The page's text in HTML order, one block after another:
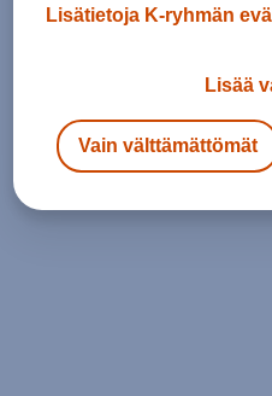
Lisätietoja K-ryhmän
Lisää
Vain välttämättömät